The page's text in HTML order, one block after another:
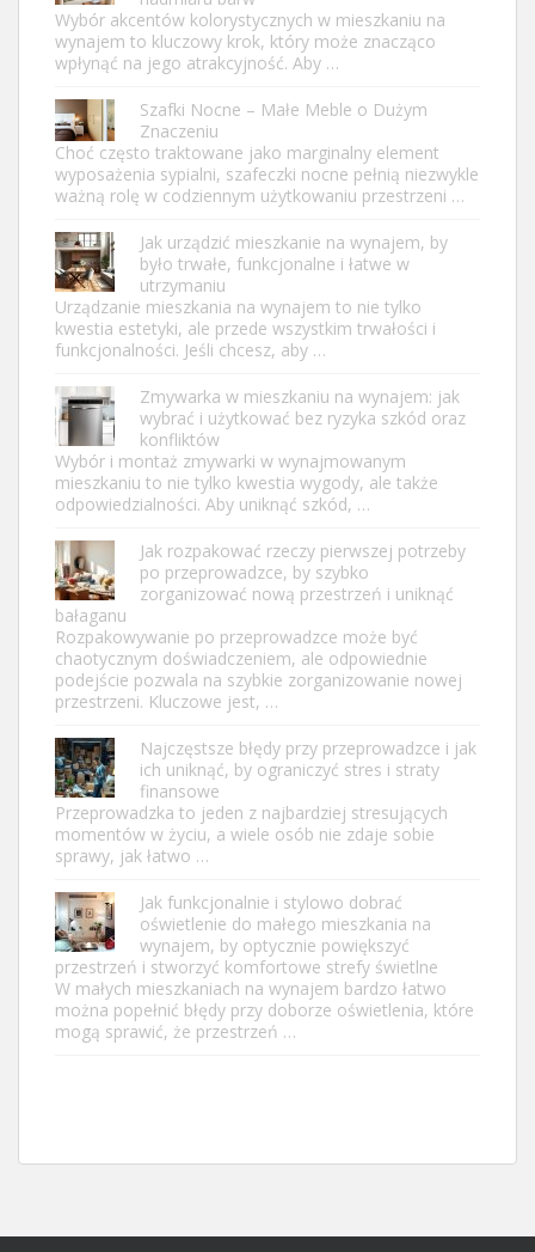
Wybór akcentów kolorystycznych w mieszkaniu na
wynajem to kluczowy krok, który może znacząco
wpłynąć na jego atrakcyjność. Aby …
Szafki Nocne – Małe Meble o Dużym
Znaczeniu
Choć często traktowane jako marginalny element
wyposażenia sypialni, szafeczki nocne pełnią niezwykle
ważną rolę w codziennym użytkowaniu przestrzeni …
Jak urządzić mieszkanie na wynajem, by
było trwałe, funkcjonalne i łatwe w
utrzymaniu
Urządzanie mieszkania na wynajem to nie tylko
kwestia estetyki, ale przede wszystkim trwałości i
funkcjonalności. Jeśli chcesz, aby …
Zmywarka w mieszkaniu na wynajem: jak
wybrać i użytkować bez ryzyka szkód oraz
konfliktów
Wybór i montaż zmywarki w wynajmowanym
mieszkaniu to nie tylko kwestia wygody, ale także
odpowiedzialności. Aby uniknąć szkód, …
Jak rozpakować rzeczy pierwszej potrzeby
po przeprowadzce, by szybko
zorganizować nową przestrzeń i uniknąć
bałaganu
Rozpakowywanie po przeprowadzce może być
chaotycznym doświadczeniem, ale odpowiednie
podejście pozwala na szybkie zorganizowanie nowej
przestrzeni. Kluczowe jest, …
Najczęstsze błędy przy przeprowadzce i jak
ich uniknąć, by ograniczyć stres i straty
finansowe
Przeprowadzka to jeden z najbardziej stresujących
momentów w życiu, a wiele osób nie zdaje sobie
sprawy, jak łatwo …
Jak funkcjonalnie i stylowo dobrać
oświetlenie do małego mieszkania na
wynajem, by optycznie powiększyć
przestrzeń i stworzyć komfortowe strefy świetlne
W małych mieszkaniach na wynajem bardzo łatwo
można popełnić błędy przy doborze oświetlenia, które
mogą sprawić, że przestrzeń …